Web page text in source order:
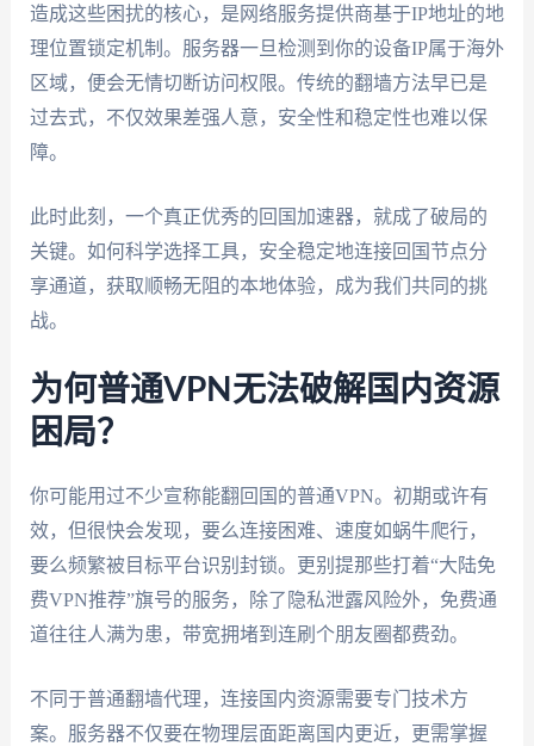
造成这些困扰的核心，是网络服务提供商基于IP地址的地
理位置锁定机制。服务器一旦检测到你的设备IP属于海外
区域，便会无情切断访问权限。传统的翻墙方法早已是
过去式，不仅效果差强人意，安全性和稳定性也难以保
障。
此时此刻，一个真正优秀的回国加速器，就成了破局的
关键。如何科学选择工具，安全稳定地连接回国节点分
享通道，获取顺畅无阻的本地体验，成为我们共同的挑
战。
为何普通VPN无法破解国内资源
困局？
你可能用过不少宣称能翻回国的普通VPN。初期或许有
效，但很快会发现，要么连接困难、速度如蜗牛爬行，
要么频繁被目标平台识别封锁。更别提那些打着“大陆免
费VPN推荐”旗号的服务，除了隐私泄露风险外，免费通
道往往人满为患，带宽拥堵到连刷个朋友圈都费劲。
不同于普通翻墙代理，连接国内资源需要专门技术方
案。服务器不仅要在物理层面距离国内更近，更需掌握